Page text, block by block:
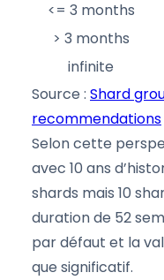
<= 3 months
> 3 months
infinite
Source : Shard
recommendations
Selon cette
avec 10 ans
shards mais 10
duration de 52
par défaut et la
que significatif.